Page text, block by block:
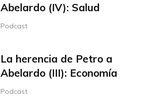
Abelardo (IV): Salud
Podcast
La herencia de Petro a
Abelardo (III): Economía
Podcast